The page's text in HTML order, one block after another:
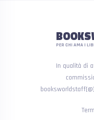
PER CHI AMA I
In qualità di